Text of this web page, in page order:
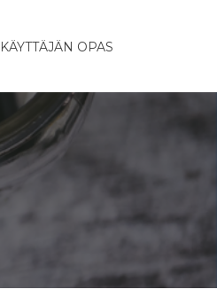
KÄYTTÄJÄN OPAS